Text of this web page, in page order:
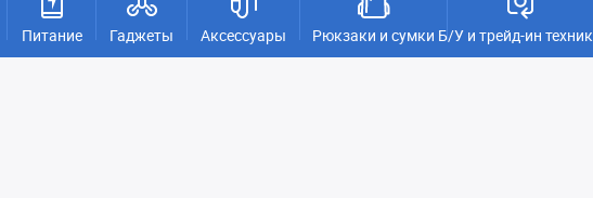
Питание Гаджеты Аксессуары Рюкзаки и сумки Б/У и трейд-ин